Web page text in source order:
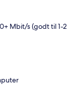
Mbit/s (godt til 1-2